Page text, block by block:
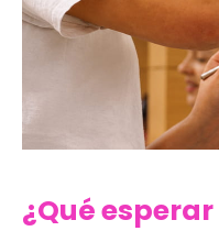
¿Qué esperar